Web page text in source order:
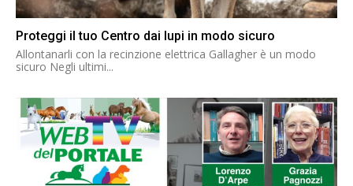
Proteggi il tuo Centro dai lupi in modo sicuro
Allontanarli con la recinzione elettrica Gallagher è un modo
sicuro Negli ultimi...